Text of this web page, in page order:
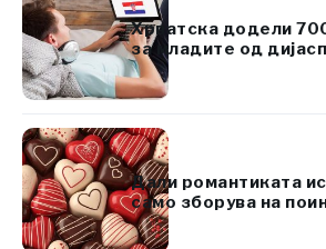
Хрватска додели
за младите од
го изучуваат
Дали романтиката
само зборува на